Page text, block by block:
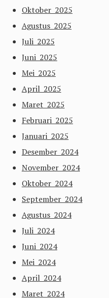
Oktober 2025
Agustus 2025
Juli 2025
Juni 2025
Mei 2025
April 2025
Maret 2025
Februari 2025
Januari 2025
Desember 2024
November 2024
Oktober 2024
September 2024
Agustus 2024
Juli 2024
Juni 2024
Mei 2024
April 2024
Maret 2024